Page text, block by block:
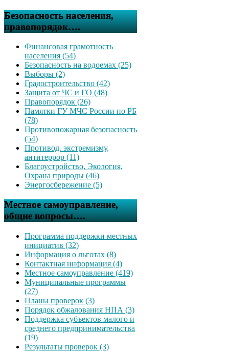
Безопасность населения,
правопорядок….
Финансовая грамотность
населения (54)
Безопасность на водоемах (25)
Выборы (2)
Градостроительство (42)
Защита от ЧС и ГО (48)
Правопорядок (26)
Памятки ГУ МЧС России по РБ
(78)
Противопожарная безопасность
(54)
Противод. экстремизму,
антитеррор (11)
Благоустройство, Экология,
Охрана природы (46)
Энергосбережение (5)
Местное самоуправление,
общие вопросы….
Программа поддержки местных
инициатив (32)
Информация о льготах (8)
Контактная информация (4)
Местное самоуправление (419)
Муниципальные программы
(27)
Планы проверок (3)
Порядок обжалования НПА (3)
Поддержка субъектов малого и
среднего предпринимательства
(19)
Результаты проверок (3)